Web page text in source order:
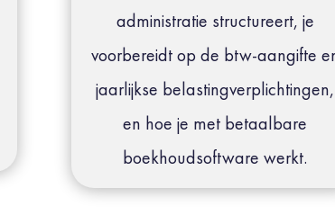
administratie structureert, je
voorbereidt op de btw-aangifte
jaarlijkse belastingverplichtingen,
en hoe je met betaalbare
boekhoudsoftware werkt.